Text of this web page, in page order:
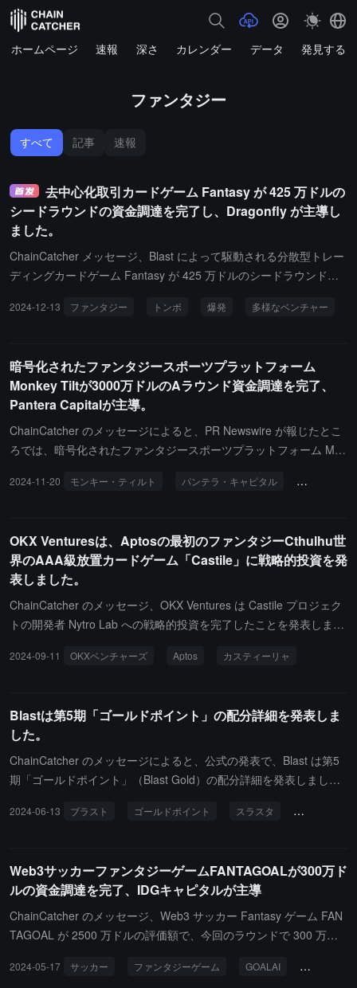
ホームページ 速報 深さ カレンダー データ 発見する
ファンタジー
すべて 記事 速報
去中心化取引カードゲーム Fantasy が 425 万ドルの
シードラウンドの資金調達を完了し、Dragonfly が主導し
ました。
ChainCatcher メッセージ、Blast によって駆動される分散型トレー
ディングカードゲーム Fantasy が 425 万ドルのシードラウンドの
nifold Ventures が参加しました。新しい資金は Fantasy 製品の改善
2024-12-13 ファンタジー トンボ 爆発 多様なベンチャー
暗号化されたファンタジースポーツプラットフォーム
Monkey Tiltが3000万ドルのAラウンド資金調達を完了、
Pantera Capitalが主導。
ChainCatcher のメッセージによると、PR Newswire が報じたとこ
ろでは、暗号化されたファンタジースポーツプラットフォーム Mon
しました。このラウンドの資金調達は今年の夏に終了し、Pantera
今回の最新の資金調達により、総資金調達額は 5000 万ドルを超え
ました。Monkey Tilt は 2024 年初頭にローンチされ、予測ゲー
ム、スポーツ、ポーカー、暗号通貨を一つのプラットフォームに統
合します。Monkey Tilt は来年の第一四半期に新しい暗号通貨取引
のゲーム化製品を発表する予定です。ChainCatcher 以前報じた よ
ey Tilt が 2100 万ドルの資金調達を完了し、PolyChain Capital、Ha
2024-11-20 モンキー・ティルト パンテラ・キャピタル 投資と融資
OKX Venturesは、Aptosの最初のファンタジーCthulhu世
界のAAA級放置カードゲーム「Castile」に戦略的投資を発
表しました。
ChainCatcher のメッセージ、OKX Ventures は Castile プロジェク
トの開発者 Nytro Lab への戦略的投資を完了したことを発表しまし
好奇心をそそるクトゥルフゲームスタイルで金策プレイヤーを惹き
っての長期的な持続可能なデジタル資産収益を形成しています。Ny
tro は北米の TikTok 買い量テストで同カテゴリの第一位を獲得し、
Castile は北京時間 9 月 10 日 20:00 にオープンベータテストを実
施しました。非常にソーシャルな属性を持つ2つのダンジョン体
す。Castile が提示するストーリー背景は、魔法のクトゥルフ次世
ャラクターの演出やリアルな美学の下、ゲームの NFT 装備や課金
なしでのガチャなどの体験が web3 ゲームの物語性を高めていま
す。以前のテストでは 90% のプレイヤー保持率を記録し、コミュ
ニティのゲームへの認識を示しました。
2024-09-11 OKXベンチャーズ Aptos カスティーリャ
Blastは第5期「ゴールドポイント」の配分詳細を発表しま
した。
ChainCatcher のメッセージによると、公式の発表で、Blast は第5
期「ゴールドポイント」（Blast Gold）の配分詳細を発表しまし
に、Blast は 71 のエコシステムプロジェクトに合計 1000 万の「ゴ
枚）、Juice Finance（754717）です。
2024-06-13 ブラスト ゴールドポイント スラスタ ファンタジー
Web3サッカーファンタジーゲームFANTAGOALが300万ド
ルの資金調達を完了、IDGキャピタルが主導
ChainCatcher のメッセージ、Web3 サッカー Fantasy ゲーム FAN
TAGOAL が 2500 万ドルの評価額で、今回のラウンドで 300 万ド
ーを務め、KuCoin Ventures、Chain Capital、OptaJoe が共同出資
2024-05-17 サッカー ファンタジーゲーム GOALAI 資金調達